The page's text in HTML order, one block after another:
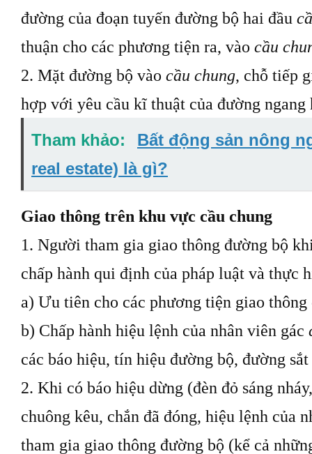
đường của đoạn tuyến đường bộ hai đầu
thuận cho các phương tiện ra, vào cầu
2. Mặt đường bộ vào cầu chung, chỗ tiếp
hợp với yêu cầu kĩ thuật của đường ngang
Tham khảo:
Bất động sản nông
real estate) là gì?
Giao thông trên khu vực cầu chung
1. Người tham gia giao thông đường bộ
chấp hành qui định của pháp luật và thực
a) Ưu tiên cho các phương tiện giao thông
b) Chấp hành hiệu lệnh của nhân viên gác
các báo hiệu, tín hiệu đường bộ, đường
2. Khi có báo hiệu dừng (đèn đỏ sáng
chuông kêu, chắn đã đóng, hiệu lệnh của
tham gia giao thông đường bộ (kể cả